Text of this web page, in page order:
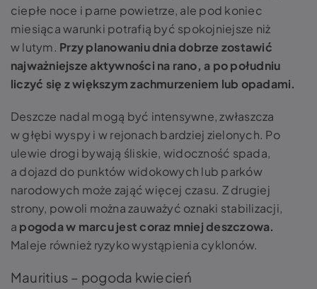
ciepłe noce i parne powietrze, ale pod koniec
miesiąca warunki potrafią być spokojniejsze niż
w lutym. Przy planowaniu dnia dobrze zostawić
najważniejsze aktywności na rano, a po południu
liczyć się z większym zachmurzeniem lub opadami.
Deszcze nadal mogą być intensywne, zwłaszcza
w głębi wyspy i w rejonach bardziej zielonych. Po
ulewie drogi bywają śliskie, widoczność spada,
a dojazd do punktów widokowych lub parków
narodowych może zająć więcej czasu. Z drugiej
strony, powoli można zauważyć oznaki stabilizacji,
a pogoda w marcu jest coraz mniej deszczowa.
Maleje również ryzyko wystąpienia cyklonów.
Mauritius – pogoda kwiecień